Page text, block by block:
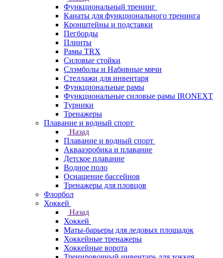
Функциональный тренинг
Канаты для функционального тренинга
Кронштейны и подставки
Пегборды
Плинты
Рамы TRX
Силовые стойки
Слэмболы и Набивные мячи
Стеллажи для инвентаря
Функциональные рамы
Функциональные силовые рамы IRONEXT
Турники
Тренажеры
Плавание и водный спорт
Назад
Плавание и водный спорт
Аквааэробика и плавание
Детское плавание
Водное поло
Оснащение бассейнов
Тренажеры для пловцов
Флорбол
Хоккей
Назад
Хоккей
Маты-барьеры для ледовых площадок
Хоккейные тренажеры
Хоккейные ворота